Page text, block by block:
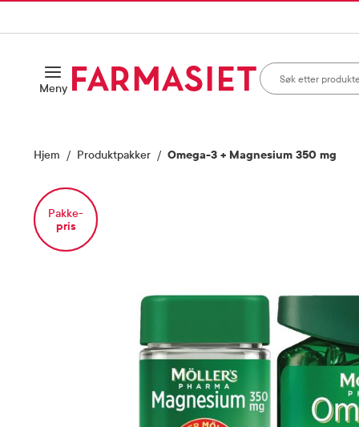
INNHOLD
MenyÅpne
Søk i apotek
Hjem Produktpakker Omega-3 + Magnesium 350 mg
Pakke-
pris
Vis bilde 1 av 1